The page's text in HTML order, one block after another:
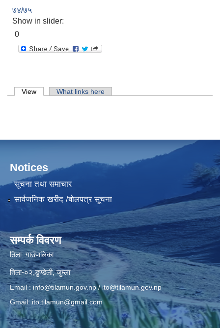
७४/७५
Show in slider:
0
Primary tabs
View (active tab)What links here
Notices
सूचना तथा समाचार
सार्वजनिक खरीद /बोलपत्र सूचना
सम्पर्क विवरण
तिला गाउँपालिका
तिला-०२,डुण्डेली, जुम्ला
Email : info@tilamun.gov.np/ito@tilamun.gov.np
Gmail: ito.tilamun@gmail.com